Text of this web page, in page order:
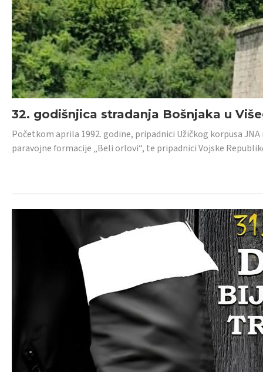
32. godišnjica stradanja Bošnjaka u
Početkom aprila 1992. godine, pripadnici Užičkog korpusa
paravojne formacije „Beli orlovi“, te pripadnici Vojske